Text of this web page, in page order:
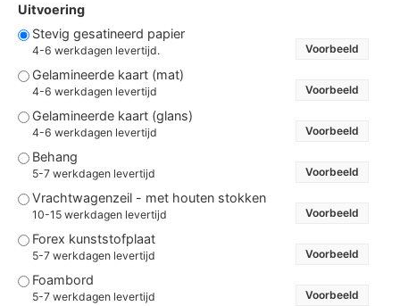
Uitvoering
Stevig gesatineerd papier
4-6 werkdagen levertijd. Voorbeeld
Gelamineerde kaart (mat)
4-6 werkdagen levertijd Voorbeeld
Gelamineerde kaart (glans)
4-6 werkdagen levertijd Voorbeeld
Behang
5-7 werkdagen levertijd Voorbeeld
Vrachtwagenzeil - met houten stokken
10-15 werkdagen levertijd Voorbeeld
Forex kunststofplaat
5-7 werkdagen levertijd Voorbeeld
Foambord
5-7 werkdagen levertijd Voorbeeld